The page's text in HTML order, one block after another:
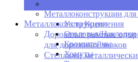
Металлоконструкции
Узлы Крепления
Оголовья/Накладки
Кронштейны
Хомуты
Металлоконструкции
Дорожные рамные
для дорожных знаков
Стеллажи